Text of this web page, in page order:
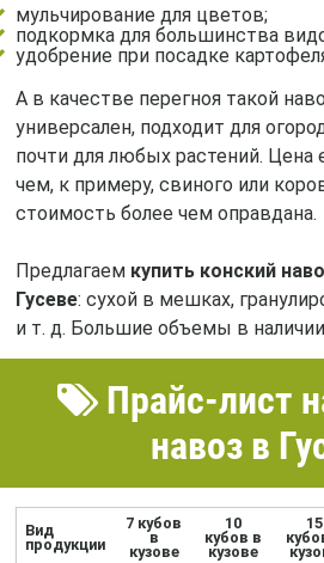
мульчирование для цветов;
подкормка для большинства
удобрение при посадке
А в качестве перегноя такой
универсален, подходит для
почти для любых растений.
чем, к примеру, свиного или
стоимость более чем оправдана.
Предлагаем купить конский
Гусеве: сухой в мешках,
и т. д. Большие объемы в
Прайс-лист
навоз в
Вид
продукции
7 кубов
в
кузове
10
кубов в
кузове
15